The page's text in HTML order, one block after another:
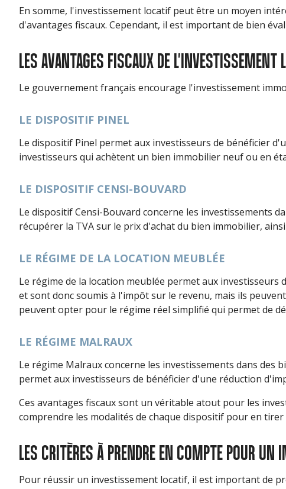
En somme, l'investissement locatif peut être un moyen
d'avantages fiscaux. Cependant, il est important de bien
LES AVANTAGES FISCAUX DE L'INVESTISSEMENT
Le gouvernement français encourage l'investissement
LE DISPOSITIF PINEL
Le dispositif Pinel permet aux investisseurs de bénéficier
investisseurs qui achètent un bien immobilier neuf ou en
LE DISPOSITIF CENSI-BOUVARD
Le dispositif Censi-Bouvard concerne les investissements
récupérer la TVA sur le prix d'achat du bien immobilier,
LE RÉGIME DE LA LOCATION MEUBLÉE
Le régime de la location meublée permet aux
et sont donc soumis à l'impôt sur le revenu, mais ils
peuvent opter pour le régime réel simplifié qui permet de
LE RÉGIME MALRAUX
Le régime Malraux concerne les investissements dans des
permet aux investisseurs de bénéficier d'une réduction
Ces avantages fiscaux sont un véritable atout pour les
comprendre les modalités de chaque dispositif pour en
LES CRITÈRES À PRENDRE EN COMPTE POUR
Pour réussir un investissement locatif, il est important de